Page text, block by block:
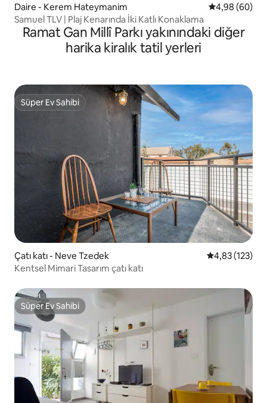
Daire - Kerem Hateymanim 5 üzerinden
4,98 (60)
Samuel TLV | Plaj Kenarında İki Katlı Konaklama
Ramat Gan Millî Parkı yakınındaki diğer
harika kiralık tatil yerleri
Süper Ev Sahibi
Süper Ev Sahibi
Çatı katı - Neve Tzedek 5 üzerinden
4,83 (123)
Kentsel Mimari Tasarım çatı katı
Süper Ev Sahibi
Süper Ev Sahibi